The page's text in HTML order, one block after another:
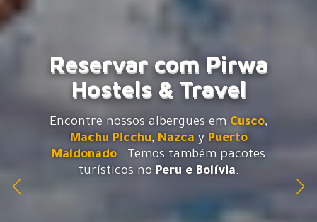
Reservar com Pirwa
Hostels & Travel
Encontre nossos albergues em Cusco,
Machu Picchu, Nazca y Puerto
Maldonado . Temos também pacotes
turísticos no Peru e Bolívia.